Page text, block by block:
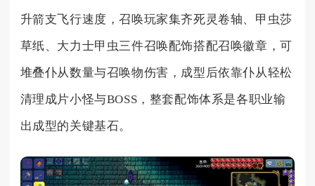
升箭支飞行速度，召唤玩家集齐死灵卷轴、甲虫莎
草纸、大力士甲虫三件召唤配饰搭配召唤徽章，可
堆叠仆从数量与召唤物伤害，成型后依靠仆从轻松
清理成片小怪与BOSS，整套配饰体系是各职业输
出成型的关键基石。